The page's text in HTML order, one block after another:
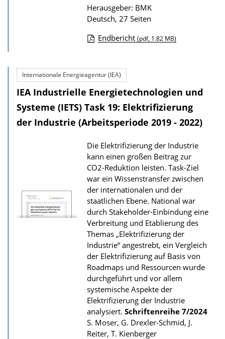
n
Herausgeber: BMK
Deutsch, 27 Seiten
w
n
l
o
d
s
z
u
r
P
u
b
l
i
k
a
t
i
Endbericht (pdf, 1.82 MB)
Internationale Energieagentur (IEA)
IEA Industrielle Energietechnologien und
Systeme (IETS) Task 19: Elektrifizierung
der Industrie (Arbeitsperiode 2019 - 2022)
Die Elektrifizierung der Industrie
kann einen großen Beitrag zur
CO2-Reduktion leisten. Task-Ziel
war ein Wissenstransfer zwischen
der internationalen und der
staatlichen Ebene. National war
durch Stakeholder-Einbindung eine
Verbreitung und Etablierung des
Themas „Elektrifizierung der
Industrie“ angestrebt, ein Vergleich
der Elektrifizierung auf Basis von
Roadmaps und Ressourcen wurde
durchgeführt und vor allem
systemische Aspekte der
Elektrifizierung der Industrie
analysiert. Schriftenreihe 7/2024
S. Moser, G. Drexler-Schmid, J.
Reiter, T. Kienberger